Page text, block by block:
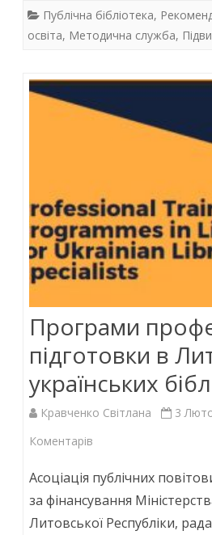
обличчя
бібліотеки
e
b
o
k
itt
er
at
s
p
p
k
e
n
Публічна бібліотека,
освіта, Методична служба,
Програми
підготовки в
українських
Кравченко Світлана 3
Коментарів
професійної
підготовки
Асоціація публічних
за фінансування
Литовської Республіки,